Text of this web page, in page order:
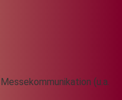
(u.a.